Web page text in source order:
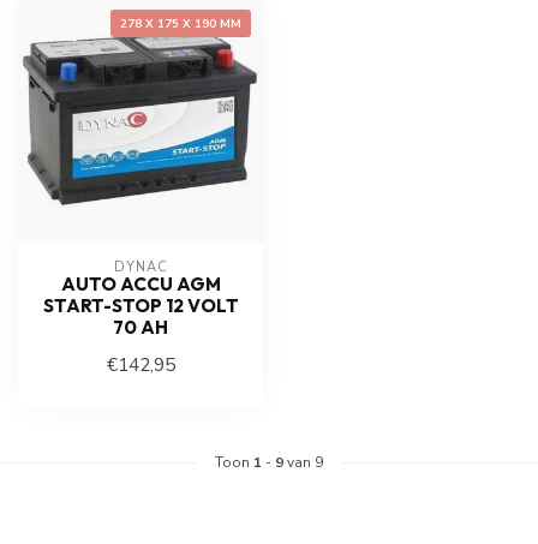
278 X 175 X 190 MM
DYNAC
AUTO ACCU AGM
START-STOP 12 VOLT
70 AH
€142,95
Toon 1 - 9van 9